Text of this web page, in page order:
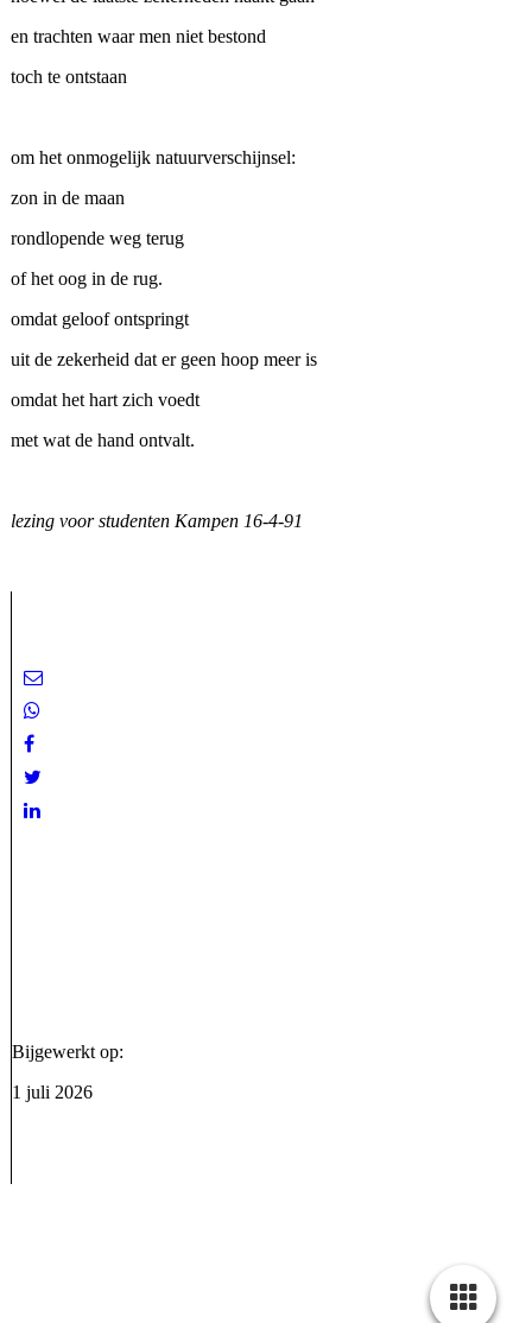
en trachten waar men niet bestond
toch te ontstaan
om het onmogelijk natuurverschijnsel:
zon in de maan
rondlopende weg terug
of het oog in de rug.
omdat geloof ontspringt
uit de zekerheid dat er geen hoop meer is
omdat het hart zich voedt
met wat de hand ontvalt.
lezing voor studenten Kampen 16-4-91
Bijgewerkt op:
1 juli 2026